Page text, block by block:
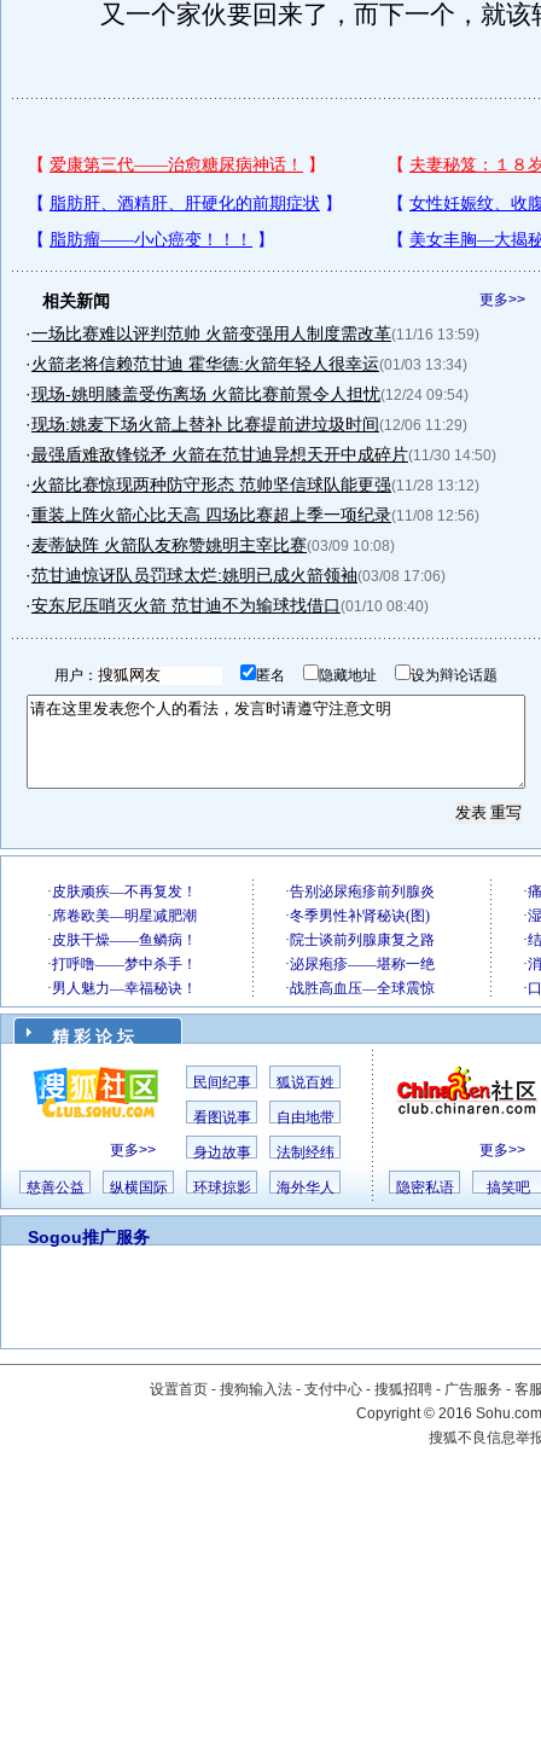
又一个家伙要回来了，而下一个，就该
更多>>
相关新闻
·一场比赛难以评判范帅 火箭变强用人制度需改革(11/16 13:59)
·火箭老将信赖范甘迪 霍华德:火箭年轻人很幸运(01/03 13:34)
·现场-姚明膝盖受伤离场 火箭比赛前景令人担忧(12/24 09:54)
·现场:姚麦下场火箭上替补 比赛提前进垃圾时间(12/06 11:29)
·最强盾难敌锋锐矛 火箭在范甘迪异想天开中成碎片(11/30 14:50)
·火箭比赛惊现两种防守形态 范帅坚信球队能更强(11/28 13:12)
·重装上阵火箭心比天高 四场比赛超上季一项纪录(11/08 12:56)
·麦蒂缺阵 火箭队友称赞姚明主宰比赛(03/09 10:08)
·范甘迪惊讶队员罚球太烂:姚明已成火箭领袖(03/08 17:06)
·安东尼压哨灭火箭 范甘迪不为输球找借口(01/10 08:40)
用户： 匿名 隐藏地址 设为辩论话题
精 彩 论 坛
更多>>
民间纪事 狐说百姓
看图说事 自由地带
身边故事 法制经纬
慈善公益 纵横国际 环球掠影 海外华人
更多>>
隐密私语 搞笑吧
Sogou推广服务
设置首页 - 搜狗输入法 - 支付中心 - 搜狐招聘 - 广告服务 - 客
Copyright©2016
搜狐不良信息举